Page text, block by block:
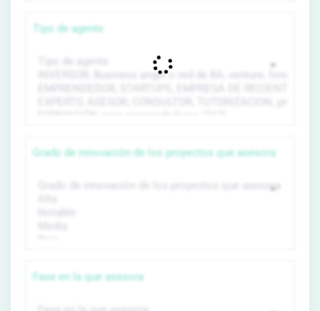
Tipo de agente
Grado de innovación de los proyectos que asesora
Fase en la que asesora